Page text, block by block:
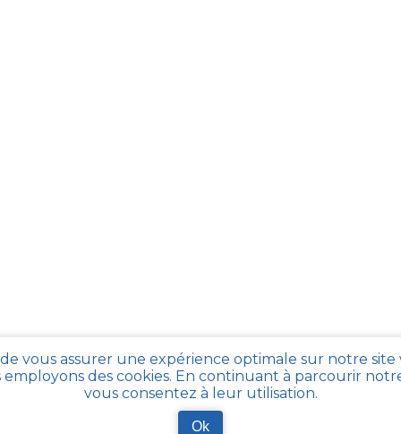
vous assurer une expérience optimale sur notre site
employons des cookies. En continuant à parcourir
vous consentez à leur utilisation.
Ok